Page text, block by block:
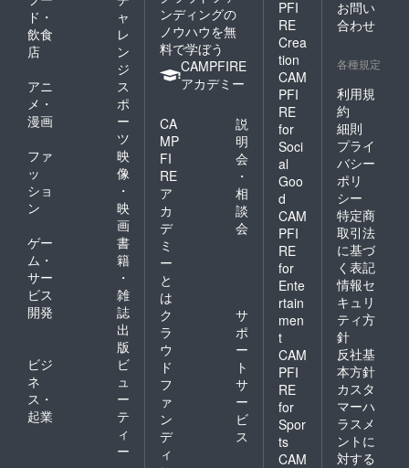
ド・
飲食
店
ャ
レ
ン
ジ
アニ
メ・
漫画
ス
ポ
ー
ツ
ファ
ッ
ショ
ン
映
像
・
映
画
ゲー
ム・
サー
ビス
開発
書
籍
・
雑
誌
出
版
ビジ
ネ
ス・
起業
ビ
ュ
ー
テ
ィ
ー
ンディングの
ノウハウを無
料で学ぼう
CAMPFIRE
アカデミー
CA
MP
FI
RE
ア
カ
デ
ミ
ー
と
は
説
明
会
・
相
談
会
ク
ラ
ウ
ド
フ
ァ
ン
デ
ィ
サ
ポ
ー
ト
サ
ー
ビ
ス
PFI
RE
Crea
tion
CAM
PFI
RE
for
Soci
al
Goo
d
CAM
PFI
RE
for
Ente
rtain
men
t
CAM
PFI
RE
for
Spor
ts
CAM
お問い
合わせ
各種規定
利用規
約
細則
プライ
バシー
ポリ
シー
特定商
取引法
に基づ
く表記
情報セ
キュリ
ティ方
針
反社基
本方針
カスタ
マーハ
ラスメ
ントに
対する